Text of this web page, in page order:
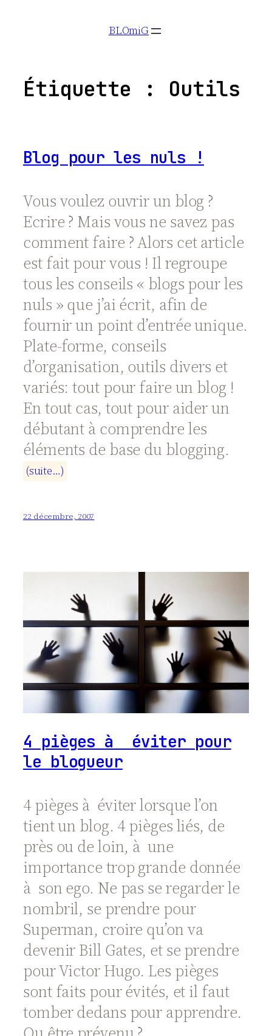
BLOmiG
Étiquette : Outils
Blog pour les nuls !
Vous voulez ouvrir un blog ?
Ecrire ? Mais vous ne savez pas
comment faire ? Alors cet article
est fait pour vous ! Il regroupe
tous les conseils « blogs pour les
nuls » que j’ai écrit, afin de
fournir un point d’entrée unique.
Plate-forme, conseils
d’organisation, outils divers et
variés: tout pour faire un blog !
En tout cas, tout pour aider un
débutant à comprendre les
éléments de base du blogging.
(suite…)
22 décembre, 2007
4 pièges à éviter pour
le blogueur
4 pièges à éviter lorsque l’on
tient un blog. 4 pièges liés, de
près ou de loin, à une
importance trop grande donnée
à son ego. Ne pas se regarder le
nombril, se prendre pour
Superman, croire qu’on va
devenir Bill Gates, et se prendre
pour Victor Hugo. Les pièges
sont faits pour évités, et il faut
tomber dedans pour apprendre.